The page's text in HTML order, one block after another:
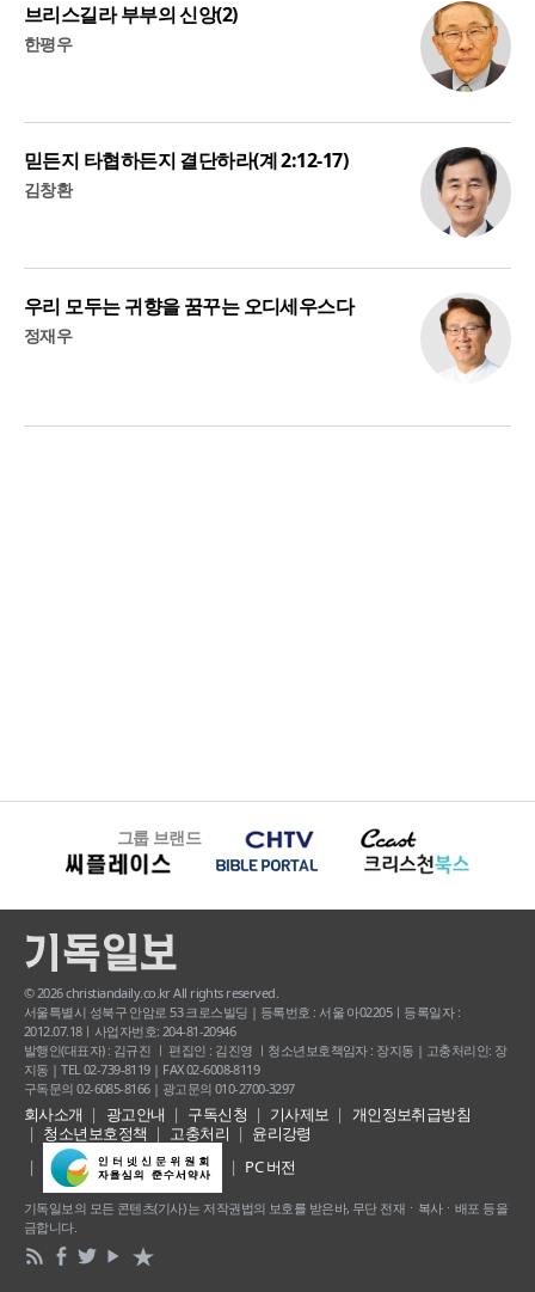
브리스길라 부부의 신앙(2)
한평우
믿든지 타협하든지 결단하라(계 2:12-17)
김창환
우리 모두는 귀향을 꿈꾸는 오디세우스다
정재우
그룹 브랜드
© 2026 christiandaily.co.kr All rights reserved.
서울특별시 성북구 안암로 53 크로스빌딩 | 등록번호 : 서울 아02205ㅣ등록일자 :
2012.07.18ㅣ사업자번호: 204-81-20946
발행인(대표자) : 김규진 ㅣ 편집인 : 김진영 ㅣ청소년보호책임자 : 장지동 | 고충처리인: 장
지동 | TEL 02-739-8119 | FAX 02-6008-8119
구독문의 02-6085-8166 | 광고문의 010-2700-3297
회사소개 광고안내 구독신청 기사제보
개인정보취급방침
청소년보호정책
고충처리
윤리강령
PC 버전
기독일보의 모든 콘텐츠(기사) 는 저작권법의 보호를 받은바, 무단 전재ㆍ복사ㆍ배포 등을
금합니다.